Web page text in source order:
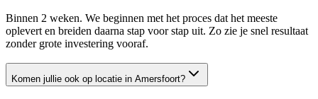
Binnen 2 weken. We beginnen met het proces dat het meeste
oplevert en breiden daarna stap voor stap uit. Zo zie je snel resultaat
zonder grote investering vooraf.
Komen jullie ook op locatie in Amersfoort?